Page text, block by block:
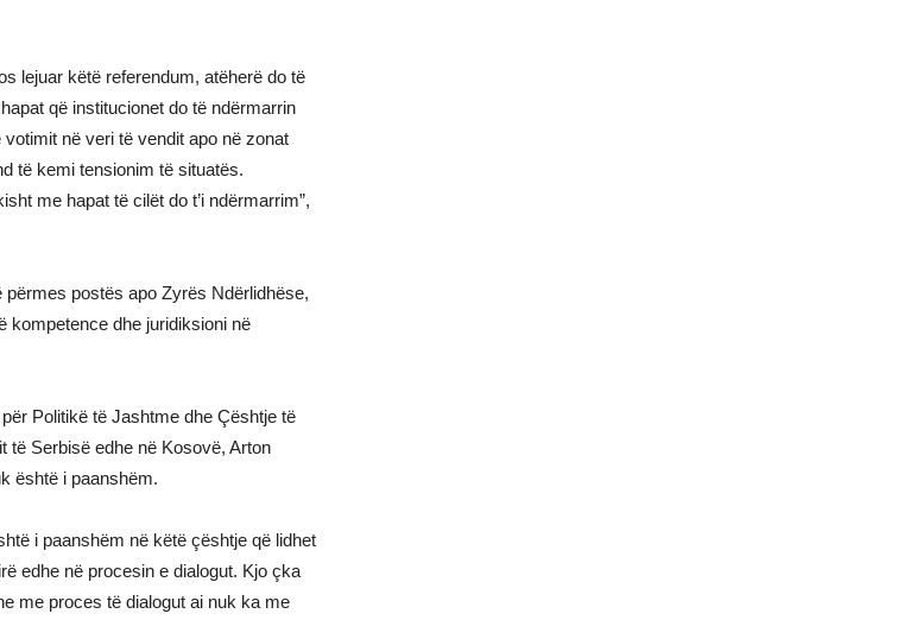
lejuar këtë referendum, atëherë do të
që institucionet do të ndërmarrin
në veri të vendit apo në zonat
të kemi tensionim të situatës.
me hapat të cilët do t’i ndërmarrim”,
postës apo Zyrës Ndërlidhëse,
kompetence dhe juridiksioni në
Politikë të Jashtme dhe Çështje të
të Serbisë edhe në Kosovë, Arton
është i paanshëm.
i paanshëm në këtë çështje që lidhet
edhe në procesin e dialogut. Kjo çka
me proces të dialogut ai nuk ka me